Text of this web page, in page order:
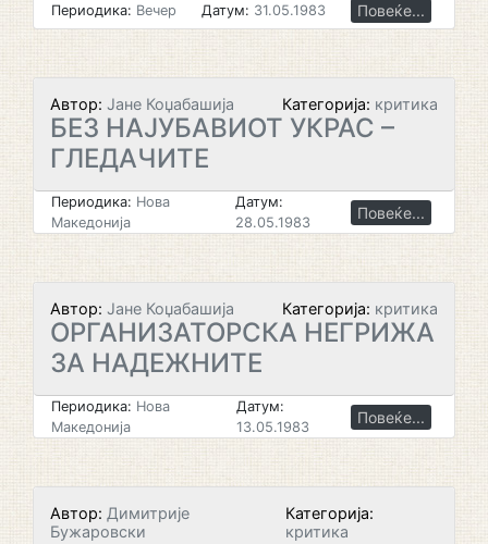
Периодика: Вечер Датум: 31.05.1983 Повеќе...
Автор: Јане Коџабашија Категорија: критика
БЕЗ НАЈУБАВИОТ УКРАС –
ГЛЕДАЧИТЕ
Периодика: Нова
Македонија
Датум:
28.05.1983
Повеќе...
Автор: Јане Коџабашија Категорија: критика
ОРГАНИЗАТОРСКА НЕГРИЖА
ЗА НАДЕЖНИТЕ
Периодика: Нова
Македонија
Датум:
13.05.1983
Повеќе...
Автор: Димитрије
Бужаровски
Категорија:
критика